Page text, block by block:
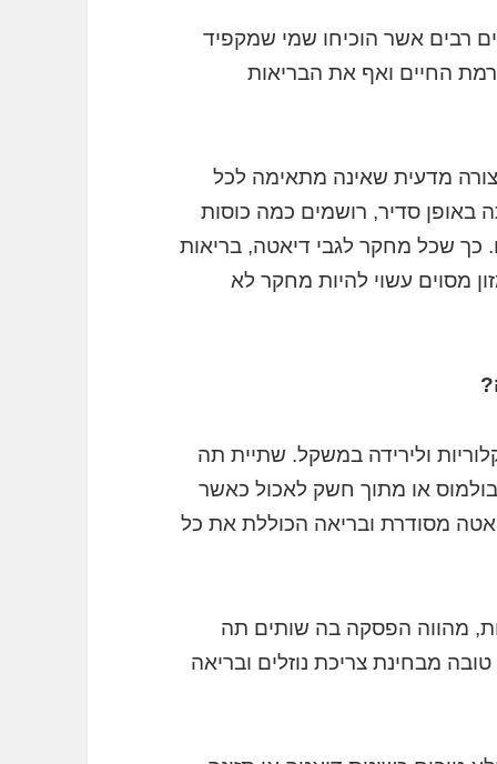
רבים אשר הוכיחו שמי שמקפיד
החיים ואף את הבריאות
מדעית שאינה מתאימה לכל
באופן סדיר, רושמים כמה כוסות
כך שכל מחקר לגבי דיאטה, בריאות
מסוים עשוי להיות מחקר לא
ולירידה במשקל. שתיית תה
או מתוך חשק לאכול כאשר
מסודרת ובריאה הכוללת את כל
מהווה הפסקה בה שותים תה
מבחינת צריכת נוזלים ובריאה